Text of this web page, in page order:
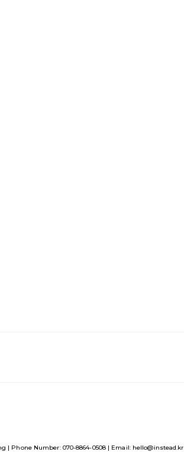
Phone Number: 070-8864-0508 | Email: hello@instead.kr